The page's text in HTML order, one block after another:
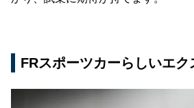
FRスポーツカーらしいエク